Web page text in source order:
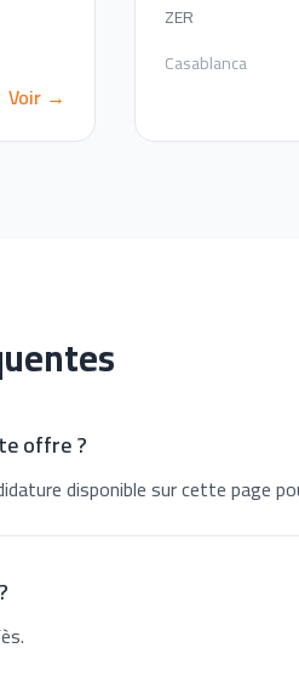
Voir →
ZER
Casablanca
offre ?
disponible sur cette page